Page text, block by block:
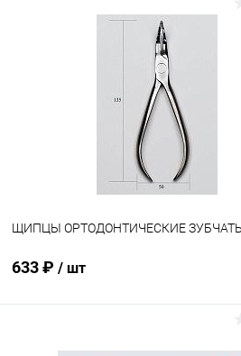
ЩИПЦЫ ОРТОДОНТИЧЕСКИЕ
633 ₽ / шт